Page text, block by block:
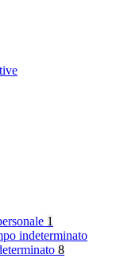
1
indeterminato
8